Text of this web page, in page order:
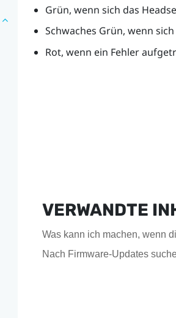
Grün, wenn sich das
Schwaches Grün, wenn
Rot, wenn ein Fehler
VERWANDTE
Was kann ich machen, wenn
Nach Firmware-Updates